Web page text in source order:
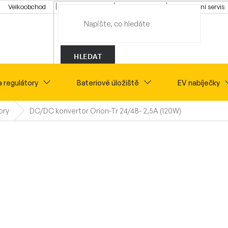
Velkoobchod Montážní servis
HLEDAT
regulátory Bateriové úložiště EV nabíječky
Sety Novinky
DC/DC konvertor Orion-Tr 24/48- 2,5A (120W)